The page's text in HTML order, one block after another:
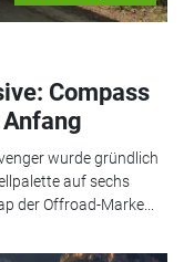
Compass
wurde gründlich
auf sechs
der Offroad-Marke...